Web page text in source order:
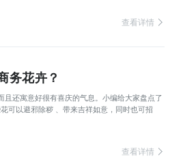
查看详情
务花卉？
且还寓意好很有喜庆的气息。小编给大家盘点了
可以避邪除秽 、带来吉祥如意，同时也可招
查看详情